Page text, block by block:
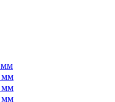
мм
мм
мм
мм